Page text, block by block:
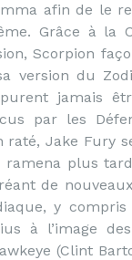
afin de le
Grâce à la
Scorpion
version du
jamais
par les
raté, Jake Fury
ramena plus
de
y compris
à l’image
(Clint